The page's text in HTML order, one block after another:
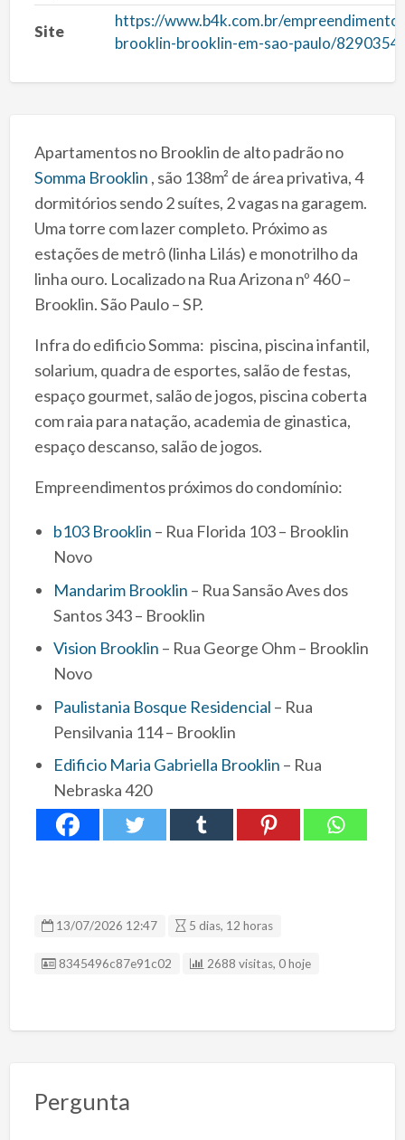
Site
https://www.b4k.com.br/
brooklin-brooklin-em-sao-paulo/
Apartamentos no Brooklin de alto padrão no
Somma Brooklin , são 138m² de área privativa, 4
dormitórios sendo 2 suítes, 2 vagas na garagem.
Uma torre com lazer completo. Próximo as
estações de metrô (linha Lilás) e monotrilho da
linha ouro. Localizado na Rua Arizona nº 460 –
Brooklin. São Paulo – SP.
Infra do edificio Somma: piscina, piscina infantil,
solarium, quadra de esportes, salão de festas,
espaço gourmet, salão de jogos, piscina coberta
com raia para natação, academia de ginastica,
espaço descanso, salão de jogos.
Empreendimentos próximos do condomínio:
b103 Brooklin – Rua Florida 103 – Brooklin
Novo
Mandarim Brooklin – Rua Sansão Aves dos
Santos 343 – Brooklin
Vision Brooklin – Rua George Ohm – Brooklin
Novo
Paulistania Bosque Residencial – Rua
Pensilvania 114 – Brooklin
Edificio Maria Gabriella Brooklin – Rua
Nebraska 420
13/07/2026 12:47 5 dias, 12 horas
ID Anúncio
8345496c87e91c02 2688 visitas, 0 hoje
Pergunta